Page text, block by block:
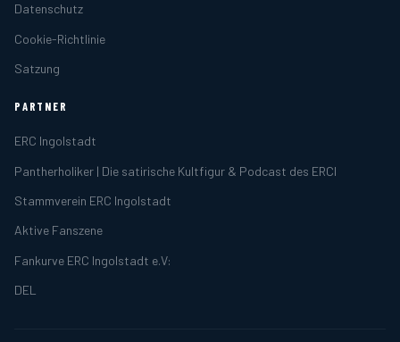
Datenschutz
Cookie-Richtlinie
Satzung
PARTNER
ERC Ingolstadt
Pantherholiker | Die satirische Kultfigur & Podcast des ERCI
Stammverein ERC Ingolstadt
Aktive Fanszene
Fankurve ERC Ingolstadt e.V:
DEL